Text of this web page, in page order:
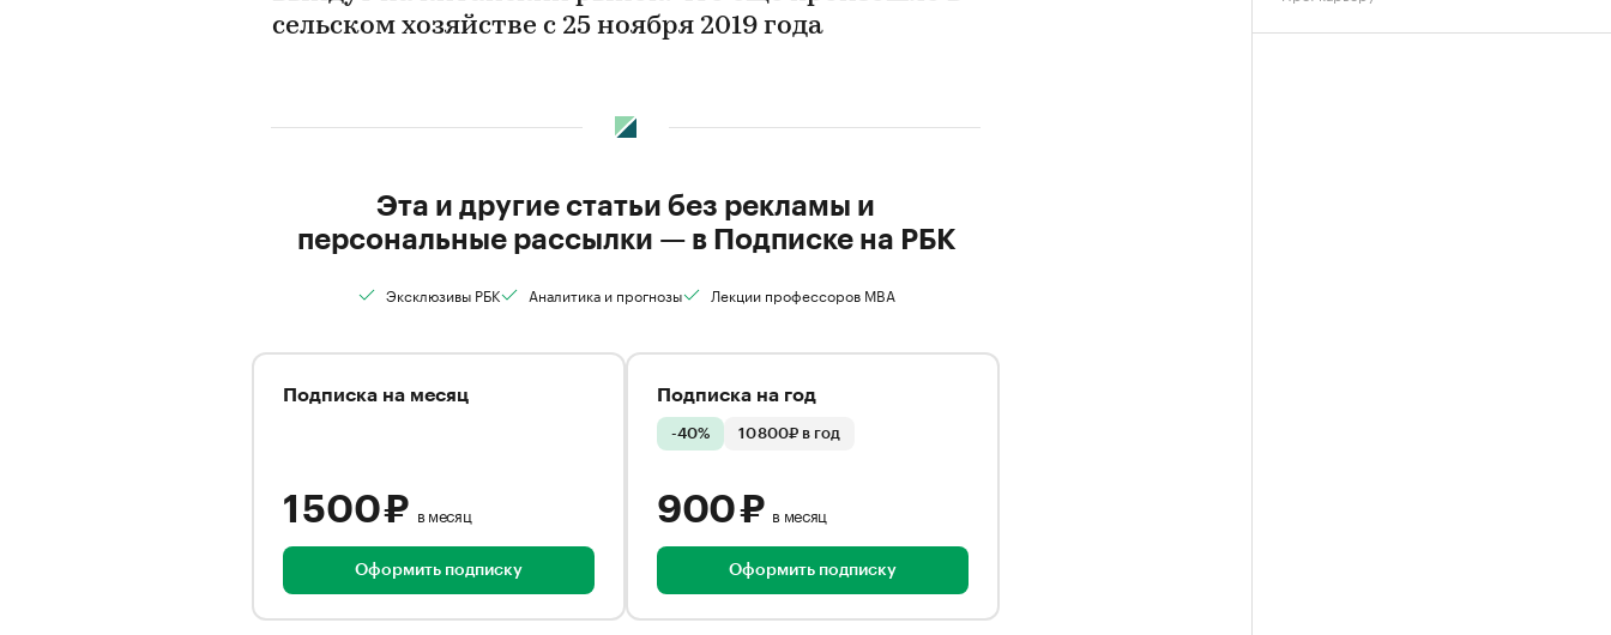
сельском хозяйстве с 25 ноября 2019 года
Эта и другие статьи без рекламы и
персональные рассылки — в Подписке на РБК
Эксклюзивы РБК Аналитика и прогнозы Лекции профессоров MBA
Подписка на месяц
1 500 ₽ в месяц
Оформить подписку
Подписка на год
-40% 10 800₽ в год
900 ₽ в месяц
Оформить подписку